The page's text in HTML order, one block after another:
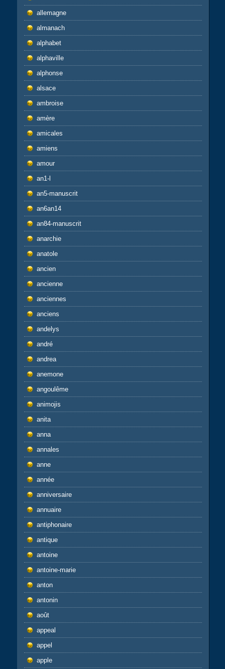
allemagne
almanach
alphabet
alphaville
alphonse
alsace
ambroise
amère
amicales
amiens
amour
an1-l
an5-manuscrit
an6an14
an84-manuscrit
anarchie
anatole
ancien
ancienne
anciennes
anciens
andelys
andré
andrea
anemone
angoulême
animojis
anita
anna
annales
anne
année
anniversaire
annuaire
antiphonaire
antique
antoine
antoine-marie
anton
antonin
août
appeal
appel
apple